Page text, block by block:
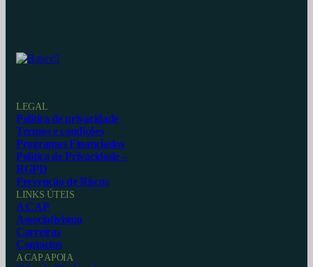
LEGAL
Política de privacidade
Termos e condições
Programas Financiados
Política de Privacidade –
RGPD
Prevenção de Riscos
LINKS ÚTEIS
A CAP
Associativismo
Carreiras
Contactos
A CAP APOIA